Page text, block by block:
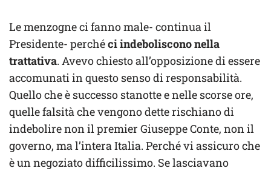
Le menzogne ci fanno male- continua il
Presidente- perchéci indeboliscono nella
trattativa. Avevo chiesto all’opposizione di essere
accomunati in questo senso di responsabilità.
Quello che è successo stanotte e nelle scorse ore,
quelle falsità che vengono dette rischiano di
indebolire non il premier Giuseppe Conte, non il
governo, ma l’intera Italia. Perché vi assicuro che
è un negoziato difficilissimo. Se lasciavano